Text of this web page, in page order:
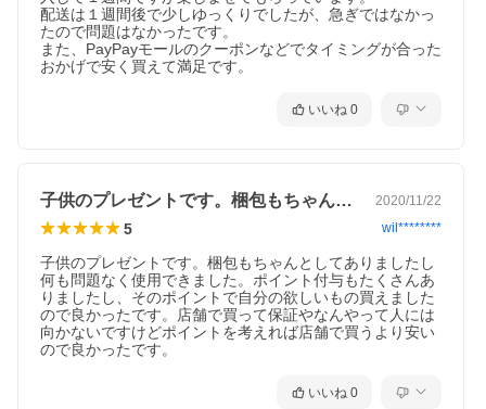
配送は１週間後で少しゆっくりでしたが、急ぎではなかっ
たので問題はなかったです。
また、PayPayモールのクーポンなどでタイミングが合った
おかげで安く買えて満足です。
いいね 0
子供のプレゼントです。梱包もちゃんとし… 2020/11/22
5 wil********
子供のプレゼントです。梱包もちゃんとしてありましたし
何も問題なく使用できました。ポイント付与もたくさんあ
りましたし、そのポイントで自分の欲しいもの買えました
ので良かったです。店舗で買って保証やなんやって人には
向かないですけどポイントを考えれば店舗で買うより安い
ので良かったです。
いいね 0